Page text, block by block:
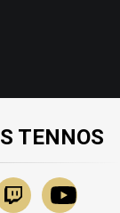
TENNOS